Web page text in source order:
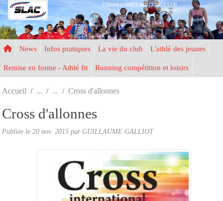
SARAN LOIRET ATHLETIC CLUB
News Infos pratiques La vie du club L'athlé des jeunes
Remise en forme - Athlé fit Running compétition et loisirs
Accueil Cross d'allonnes
Cross d'allonnes
Publiée le 20 nov. 2015 parGUILLAUME GALLIOT
Panneau de gestion des cookies